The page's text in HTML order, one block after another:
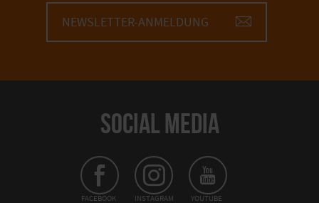
NEWSLETTER-ANMELDUNG
SOCIAL MEDIA
FACEBOOK INSTAGRAM YOUTUBE